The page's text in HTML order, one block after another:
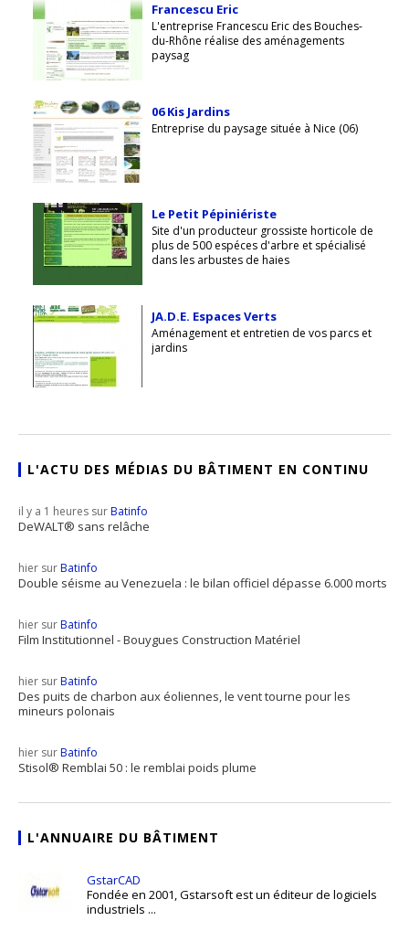
Francescu Eric
L'entreprise Francescu Eric des Bouches-
du-Rhône réalise des aménagements
paysag
06 Kis Jardins
Entreprise du paysage située à Nice (06)
Le Petit Pépiniériste
Site d'un producteur grossiste horticole de
plus de 500 espéces d'arbre et spécialisé
dans les arbustes de haies
JA.D.E. Espaces Verts
Aménagement et entretien de vos parcs et
jardins
L'ACTU DES MÉDIAS DU BÂTIMENT EN CONTINU
il y a 1 heures surBatinfo
DeWALT® sans relâche
hier surBatinfo
Double séisme au Venezuela : le bilan officiel dépasse 6.000 morts
hier surBatinfo
Film Institutionnel - Bouygues Construction Matériel
hier surBatinfo
Des puits de charbon aux éoliennes, le vent tourne pour les
mineurs polonais
hier surBatinfo
Stisol® Remblai 50 : le remblai poids plume
L'ANNUAIRE DU BÂTIMENT
GstarCAD
Fondée en 2001, Gstarsoft est un éditeur de logiciels
industriels ...